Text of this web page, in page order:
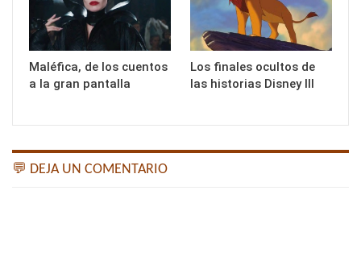
Maléfica, de los cuentos
a la gran pantalla
Los finales ocultos de
las historias Disney III
💬 DEJA UN COMENTARIO